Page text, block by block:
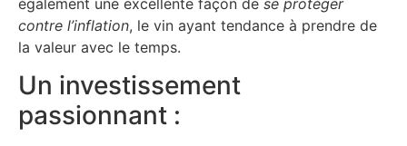
également une excellente façon de se protéger
contre l’inflation, le vin ayant tendance à prendre de
la valeur avec le temps.
Un investissement
passionnant :